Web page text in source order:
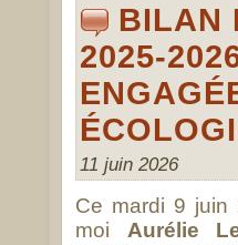
BILAN
2025-
11 juin 2026
Ce mardi 9 juin
moi Aurélie